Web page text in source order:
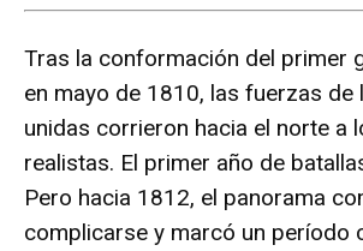
Tras la conformación del primer
en mayo de 1810, las fuerzas de
unidas corrieron hacia el norte a
realistas. El primer año de
Pero hacia 1812, el panorama
complicarse y marcó un período